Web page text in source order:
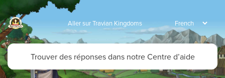
Aller sur Travian Kingdoms